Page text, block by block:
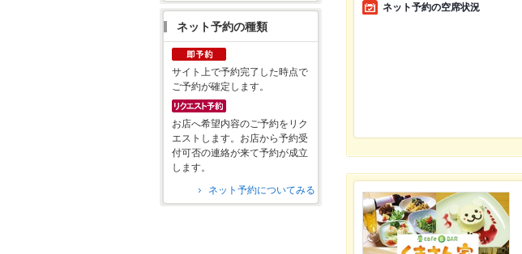
ネット予約の種類
サイト上で予約完了した時点で
ご予約が確定します。
お店へ希望内容のご予約をリク
エストします。お店から予約受
付可否の連絡が来て予約が成立
します。
ネット予約についてみる
ネット予約の空席状況